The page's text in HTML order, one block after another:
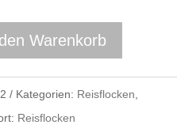
Warenkorb
Kategorien: Reisflocken,
Reisflocken